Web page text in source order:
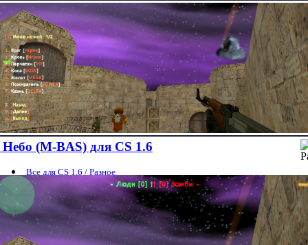
Небо (M-BAS) для CS 1.6
Все для CS 1.6 / Разное